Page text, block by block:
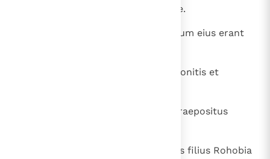
Ladan Gersonitae erant Iahielitae.
Filii Iahiel et Zetham et Ioel fratrum eius erant
De Amramitis et Isaaritis et Hebronitis et
Subael filius Gersam filii Moysi praepositus
Fratres quoque eius Eliezer, cuius filius Rohobia